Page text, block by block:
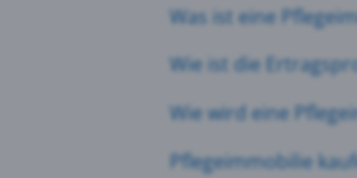
Was ist eine
Wie ist die
Wie wird eine
Pflegeimmobilie